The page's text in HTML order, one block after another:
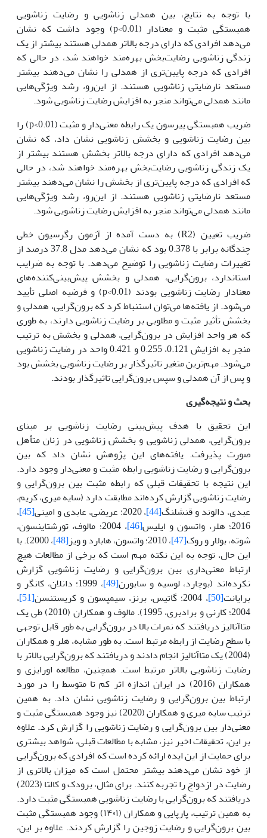
با توجه به نتایج، بین همدلی زناشویی و رضایت زناشویی
همبستگی مثبت و معنادار (p<0.01) وجود داشت که نشان
می‌دهد افرادی که دارای درجه بالاتر همدلی هستند بیشتر از یک
زندگی زناشویی رضایت‌بخش بهره‌مند خواهند شد، در حالی که
افرادی که درجه پایین‌تری از همدلی را نشان می‌دهند بیشتر
مستعد نارضایتی زناشویی هستند. از این‌رو، رشد ویژگی‌هایی
مانند همدلی می‌تواند منجر به افزایش رضایت زناشویی شود.
ضریب همبستگی پیرسون یک رابطه معنی‌دار و مثبت (p<0.01) را
بین رضایت زناشویی و بخشش زناشویی نشان داد، که نشان
می‌دهد افرادی که دارای درجه بالاتر بخشش هستند بیشتر از
یک زندگی زناشویی رضایت‌بخش بهره‌مند خواهند شد، در حالی
که افرادی که درجه پایین‌تری از بخشش را نشان می‌دهند بیشتر
مستعد نارضایتی زناشویی هستند. از این‌رو، رشد ویژگی‌هایی
مانند همدلی می‌تواند منجر به افزایش رضایت زناشویی شود.
ضریب تعیین (R2) به دست آمده از آزمون رگرسیون خطی
چندگانه برابر با 0.378 بود که نشان می‌دهد مدل 37.8 درصد از
تغییرات رضایت زناشویی را توضیح می‌دهد. با توجه به ضرایب
استاندارد، برون‌گرایی، همدلی و بخشش پیش‌بینی‌کننده‌های
معنادار رضایت زناشویی بودند (p<0.01) و فرضیه اصلی تأیید
می‌شود. از یافته‌ها می‌توان استنباط کرد که برون‌گرایی، همدلی و
بخشش تأثیر مثبت و مطلوبی بر رضایت زناشویی دارند، به طوری
که هر واحد افزایش در برون‌گرایی، همدلی و بخشش به ترتیب
منجر به افزایش 0.121، 0.255 و 0.421 واحد در رضایت زناشویی
می‌شود. مهم‌ترین متغیر تاثیرگذار بر رضایت زناشویی بخشش بود
و پس از آن همدلی و سپس برون‌گرایی تاثیرگذار بودند.
بحث و نتیجه‌گیری
این تحقیق با هدف پیش‌بینی رضایت زناشویی بر مبنای
برون‌گرایی، همدلی زناشویی و بخشش زناشویی در زنان متأهل
صورت پذیرفت. یافته‌های این پژوهش نشان داد که بین
برون‌گرایی و رضایت زناشویی رابطه مثبت و معنی‌دار وجود دارد.
این نتیجه با تحقیقات قبلی که رابطه مثبت بین برون‌گرایی و
رضایت زناشویی گزارش کرده‌اند مطابقت دارد (سایه میری، کریم،
عبدی، دالوند و قنشلنگ[44] ، 2020؛ عریضی، عابدی و امینی [45]
،
2016؛ هلر، واتسون و ایلیس
[46]
، 2004؛ مالوف، تورشتاینسون،
شوته، بولار و روک[47] ، 2010؛ واتسون، هابارد و ویز [48]
، 2000). با
این حال، توجه به این نکته مهم است که برخی از مطالعات هیچ
ارتباط معنی‌داری بین برون‌گرایی و رضایت زناشویی گزارش
نکرده‌اند (بوچارد، لوسیه و سابورن[49]
، 1999؛ دانلان، کانگر و
برایانت[50] ، 2004؛ گاتیس، برنز، سیمپسون و کریستنسن [51]
،
2004؛ کارنی و برادبری، 1995). مالوف و همکاران (2010) طی یک
متاآنالیز دریافتند که نمرات بالا در برون‌گرایی به طور قابل توجهی
با سطح رضایت از رابطه مرتبط است. به طور مشابه، هلر و همکاران
(2004) یک متاآنالیز انجام دادند و دریافتند که برون‌گرایی بالاتر با
رضایت زناشویی بالاتر مرتبط است. همچنین، مطالعه اورایزی و
همکاران (2016) در ایران اندازه اثر کم تا متوسط را در مورد
ارتباط بین برون‌گرایی و رضایت زناشویی نشان داد. به همین
ترتیب سایه میری و همکاران (2020) نیز وجود همبستگی مثبت و
معنی‌دار بین برون‌گرایی و رضایت زناشویی را گزارش کرد. علاوه
بر این، تحقیقات اخیر نیز، مشابه با مطالعات قبلی، شواهد بیشتری
برای حمایت از این ایده ارائه کرده است که افرادی که برون‌گرایی
از خود نشان می‌دهند بیشتر محتمل است که میزان بالاتری از
رضایت در ازدواج را تجربه کنند. برای مثال، برودک و کالتا (2023)
دریافتند که برون‌گرایی با رضایت زناشویی همبستگی مثبت دارد.
به همین ترتیب، پارپایی و همکاران (۱۴۰۱) وجود همبستگی مثبت
بین برون‌گرایی و رضایت زوجین را گزارش کردند. علاوه بر این،